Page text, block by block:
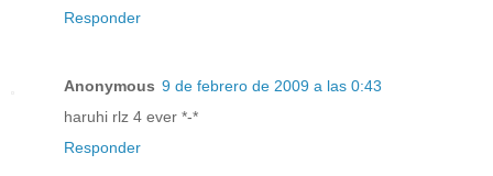
Responder
Anonymous 9 de febrero de 2009 a las 0:43
haruhi rlz 4 ever *-*
Responder